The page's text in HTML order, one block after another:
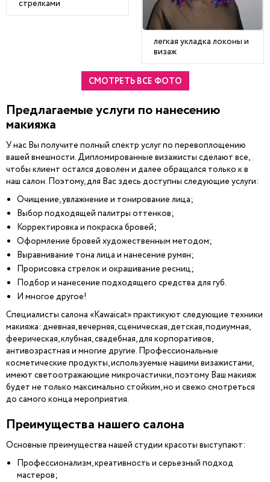
стрелками
легкая укладка локоны и
визаж
СМОТРЕТЬ ВСЕ ФОТО
Предлагаемые услуги по нанесению
макияжа
У нас Вы получите полный спектр услуг по перевоплощению
вашей внешности. Дипломированные визажисты сделают все,
чтобы клиент остался доволен и далее обращался только к в
наш салон. Поэтому, для Вас здесь доступны следующие услуги:
Очищение, увлажнение и тонирование лица;
Выбор подходящей палитры оттенков;
Корректировка и покраска бровей;
Оформление бровей художественным методом;
Выравнивание тона лица и нанесение румян;
Прорисовка стрелок и окрашивание ресниц;
Подбор и нанесение подходящего средства для губ.
И многое другое!
Специалисты салона «Kawaicat» практикуют следующие техники
макияжа: дневная, вечерняя, сценическая, детская, подиумная,
феерическая, клубная, свадебная, для корпоративов,
антивозрастная и многие другие. Профессиональные
косметические продукты, используемые нашими визажистами,
имеют светоотражающие микрочастички, поэтому Ваш макияж
будет не только максимально стойким, но и свежо смотреться
до самого конца мероприятия.
Преимущества нашего салона
Основные преимущества нашей студии красоты выступают:
Профессионализм, креативность и серьезный подход
мастеров;